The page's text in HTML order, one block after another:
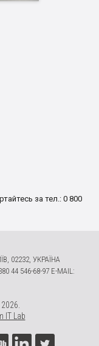
за тел.: 0 800
02232, УКРАЇНА
44 546-68-97 E-MAIL:
IT Lab